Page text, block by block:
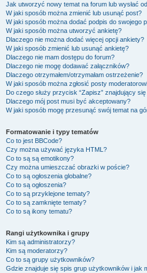
Jak utworzyć nowy temat na forum lub wysłać
W jaki sposób można zmienić lub usunąć post?
W jaki sposób można dodać podpis do swojego
W jaki sposób można utworzyć ankietę?
Dlaczego nie można dodać więcej opcji ankiety?
W jaki sposób zmienić lub usunąć ankietę?
Dlaczego nie mam dostępu do forum?
Dlaczego nie mogę dodawać załączników?
Dlaczego otrzymałem/otrzymałam ostrzeżenie?
W jaki sposób można zgłosić posty
Do czego służy przycisk “Zapisz” znajdujący
Dlaczego mój post musi być akceptowany?
W jaki sposób mogę przesunąć swój temat na
Formatowanie i typy tematów
Co to jest BBCode?
Czy można używać języka HTML?
Co to są są emotikony?
Czy można umieszczać obrazki w poście?
Co to są ogłoszenia globalne?
Co to są ogłoszenia?
Co to są przyklejone tematy?
Co to są zamknięte tematy?
Co to są ikony tematu?
Rangi użytkownika i grupy
Kim są administratorzy?
Kim są moderatorzy?
Co to są grupy użytkowników?
Gdzie znajduje się spis grup użytkowników i jak